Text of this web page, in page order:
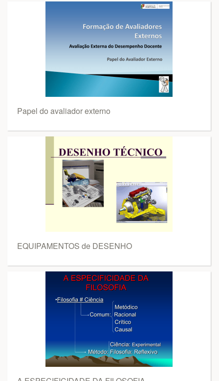
Papel do avaliador externo
EQUIPAMENTOS de DESENHO